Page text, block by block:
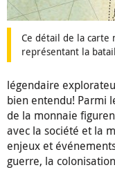
Ce détail de la
représentant la
légendaire
bien entendu! Parmi
de la monnaie
avec la société et la
enjeux et
guerre, la